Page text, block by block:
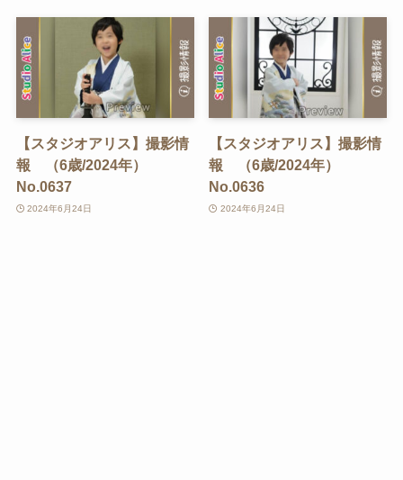
【スタジオアリス】撮影情
報 （6歳/2024年）
No.0637
2024年6月24日
【スタジオアリス】撮影情
報 （6歳/2024年）
No.0636
2024年6月24日